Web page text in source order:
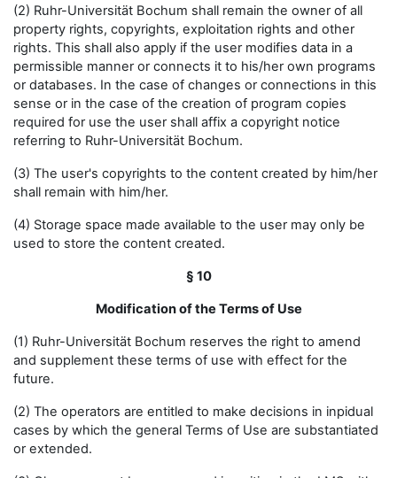
(2) Ruhr-Universität Bochum shall remain the owner of all
property rights, copyrights, exploitation rights and other
rights. This shall also apply if the user modifies data in a
permissible manner or connects it to his/her own programs
or databases. In the case of changes or connections in this
sense or in the case of the creation of program copies
required for use the user shall affix a copyright notice
referring to Ruhr-Universität Bochum.
(3) The user's copyrights to the content created by him/her
shall remain with him/her.
(4) Storage space made available to the user may only be
used to store the content created.
§ 10
Modification of the Terms of Use
(1) Ruhr-Universität Bochum reserves the right to amend
and supplement these terms of use with effect for the
future.
(2) The operators are entitled to make decisions in inpidual
cases by which the general Terms of Use are substantiated
or extended.